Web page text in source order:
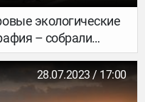
экологические
– собрали
наших
28.07.2023 / 17:00